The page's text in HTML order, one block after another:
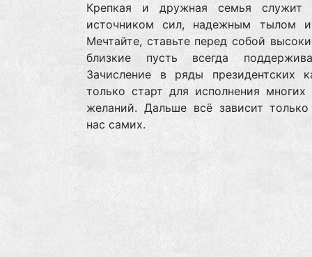
Крепкая и дружная семья служит
источником сил, надежным тылом
Мечтайте, ставьте перед собой
близкие пусть всегда
Зачисление в ряды президентских
только старт для исполнения многих
желаний. Дальше всё зависит
нас самих.